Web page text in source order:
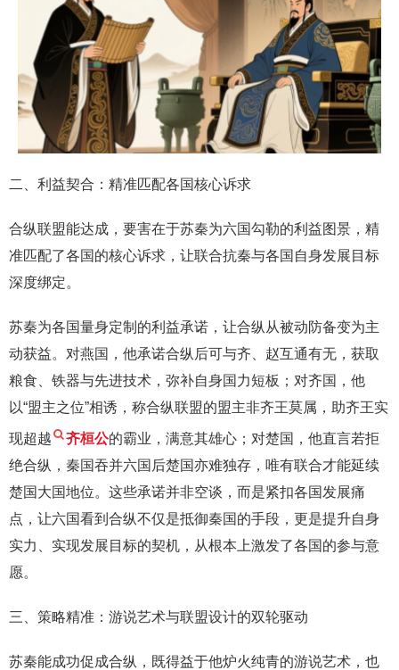
二、利益契合：精准匹配各国核心诉求
合纵联盟能达成，要害在于苏秦为六国勾勒的利益图景，精
准匹配了各国的核心诉求，让联合抗秦与各国自身发展目标
深度绑定。
苏秦为各国量身定制的利益承诺，让合纵从被动防备变为主
动获益。对燕国，他承诺合纵后可与齐、赵互通有无，获取
粮食、铁器与先进技术，弥补自身国力短板；对齐国，他
以“盟主之位”相诱，称合纵联盟的盟主非齐王莫属，助齐王实
现超越 齐桓公的霸业，满意其雄心；对楚国，他直言若拒
绝合纵，秦国吞并六国后楚国亦难独存，唯有联合才能延续
楚国大国地位。这些承诺并非空谈，而是紧扣各国发展痛
点，让六国看到合纵不仅是抵御秦国的手段，更是提升自身
实力、实现发展目标的契机，从根本上激发了各国的参与意
愿。
三、策略精准：游说艺术与联盟设计的双轮驱动
苏秦能成功促成合纵，既得益于他炉火纯青的游说艺术，也